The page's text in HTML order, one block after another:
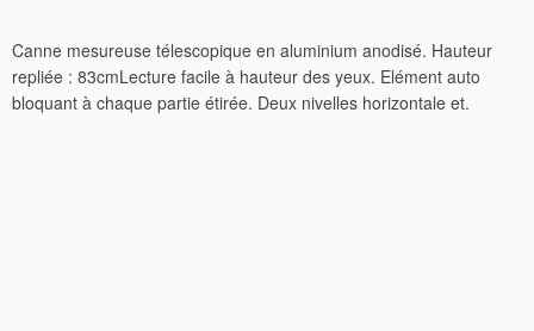
Canne mesureuse télescopique en aluminium anodisé. Hauteur
repliée : 83cmLecture facile à hauteur des yeux. Elément auto
bloquant à chaque partie étirée. Deux nivelles horizontale et.